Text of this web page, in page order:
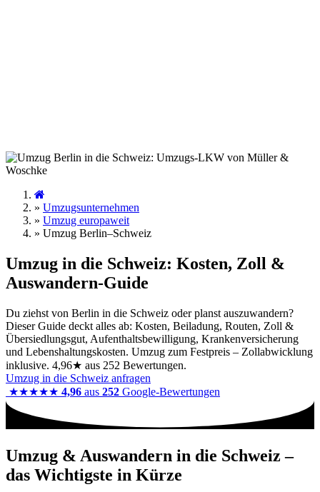
» Umzugsunternehmen
» Umzug europaweit
» Umzug Berlin–Schweiz
Umzug in die Schweiz: Kosten, Zoll &
Auswandern-Guide
Du ziehst von Berlin in die Schweiz oder planst auszuwandern?
Dieser Guide deckt alles ab: Kosten, Beiladung, Routen, Zoll &
Übersiedlungsgut, Aufenthaltsbewilligung, Krankenversicherung
und Lebenshaltungskosten. Umzug zum Festpreis – Zollabwicklung
inklusive. 4,96★ aus 252 Bewertungen.
Umzug in die Schweiz anfragen
★★★★★ 4,96 aus 252 Google-Bewertungen
Umzug & Auswandern in die Schweiz –
das Wichtigste in Kürze